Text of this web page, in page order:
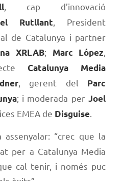
, cap d’innovació
Rutllant , President
de Catalunya i partner
XRLAB; Marc López
Catalunya Media
, gerent del Parc
; i moderada per Joel
EMEA de Disguise.
assenyalar: “crec que la
per a Catalunya Media
cal tenir, i només puc